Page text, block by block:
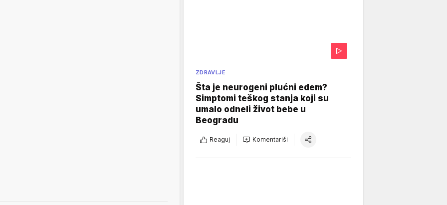
ZDRAVLJE
Šta je neurogeni plućni edem?
Simptomi teškog stanja koji su
umalo odneli život bebe u
Beogradu
Reaguj Komentariši